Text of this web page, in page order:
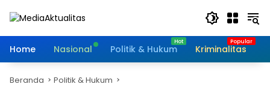
Home
Nasional Politik & Hukum Kriminalitas
Beranda Politik & Hukum